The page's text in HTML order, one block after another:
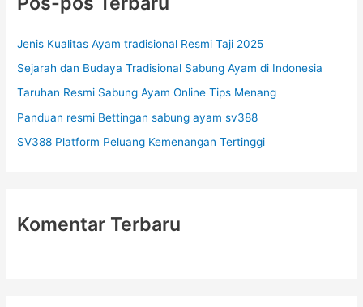
n
u
k
:
Jenis Kualitas Ayam tradisional Resmi Taji 2025
Sejarah dan Budaya Tradisional Sabung Ayam di Indonesia
Taruhan Resmi Sabung Ayam Online Tips Menang
Panduan resmi Bettingan sabung ayam sv388
SV388 Platform Peluang Kemenangan Tertinggi
Komentar Terbaru